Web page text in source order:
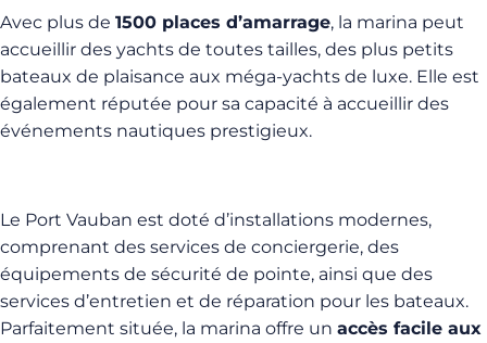
Avec plus de 1500 places d’amarrage, la marina peut
accueillir des yachts de toutes tailles, des plus petits
bateaux de plaisance aux méga-yachts de luxe. Elle est
également réputée pour sa capacité à accueillir des
événements nautiques prestigieux.
Le Port Vauban est doté d’installations modernes,
comprenant des services de conciergerie, des
équipements de sécurité de pointe, ainsi que des
services d’entretien et de réparation pour les bateaux.
Parfaitement située, la marina offre un accès facile aux